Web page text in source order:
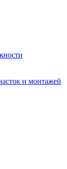
и монтажей